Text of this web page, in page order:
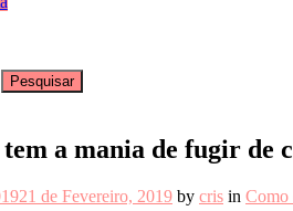
a mania de fugir de
21 de Fevereiro, 2019 by cris in Como